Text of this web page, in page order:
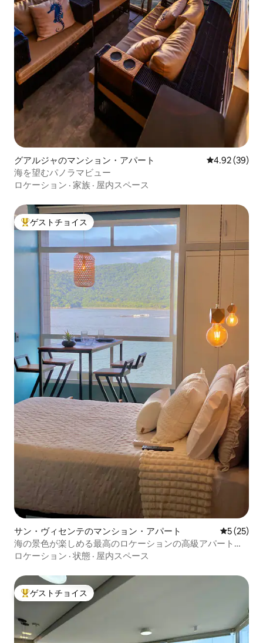
グアルジャのマンション・アパート レビュー39
4.92 (39)
海を望むパノラマビュー
ロケーション · 家族 · 屋内スペース
大好評のゲストチョイスです。
ゲストチョイス
サン・ヴィセンテのマンション・アパート レビュー
5 (25)
海の景色が楽しめる最高のロケーションの高級アパートメ
ント
ロケーション · 状態 · 屋内スペース
大好評のゲストチョイスです。
ゲストチョイス